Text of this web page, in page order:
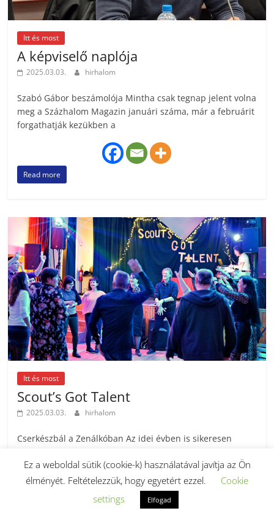
Itt és most
A képviselő naplója
2025.03.03. hirhalom
Szabó Gábor beszámolója Mintha csak tegnap jelent volna
meg a Százhalom Magazin januári száma, már a februárit
forgathatják kezükben a
Read more
Itt és most
Scout’s Got Talent
2025.03.03. hirhalom
Cserkészbál a Zenálkóban Az idei évben is sikeresen
este a Zenálkó Etel Óvárosi
Ez a weboldal sütik (cookie-k) használatával javítja az Ön
élményét. Feltételezzük, hogy egyetért ezzel.
Cookie
settings
Elfogad